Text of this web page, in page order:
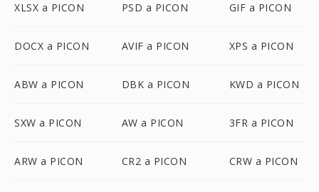
XLSX a PICON PSD a PICON GIF a PICON
DOCX a PICON AVIF a PICON XPS a PICON
ABW a PICON DBK a PICON KWD a PICON
SXW a PICON AW a PICON 3FR a PICON
ARW a PICON CR2 a PICON CRW a PICON